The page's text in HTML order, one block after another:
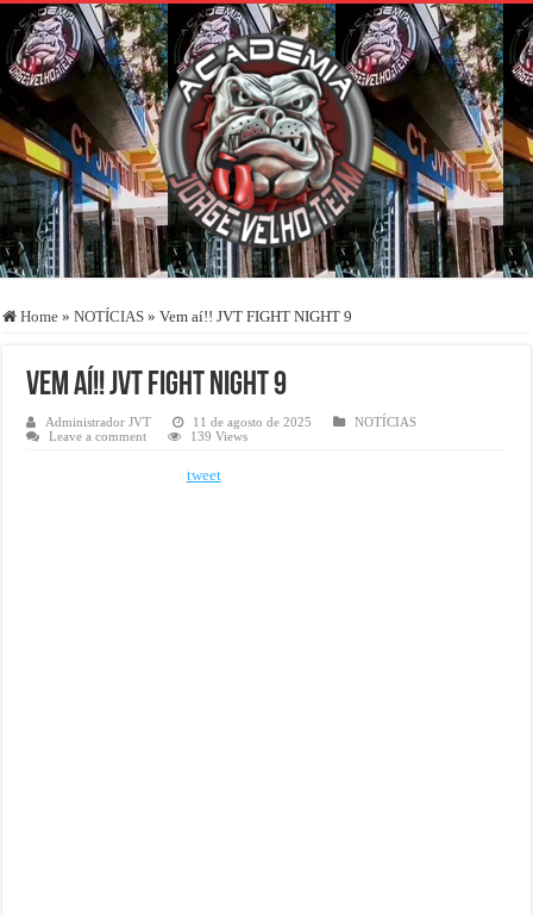
Home » NOTÍCIAS » Vem aí!! JVT FIGHT NIGHT 9
Vem aí!! JVT FIGHT NIGHT 9
Administrador JVT 11 de agosto de 2025
NOTÍCIAS
Leave a comment
139 Views
tweet